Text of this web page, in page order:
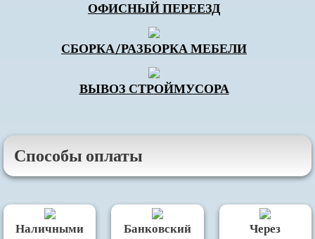
ОФИСНЫЙ ПЕРЕЕЗД
СБОРКА/РАЗБОРКА МЕБЕЛИ
ВЫВОЗ СТРОЙМУСОРА
Способы оплаты
Наличными
Банковский
Через